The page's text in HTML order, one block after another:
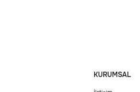
KURUMSAL